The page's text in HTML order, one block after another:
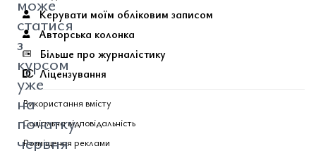
статися
з
курсом
уже
на
початку
червня
Керувати моїм обліковим записом
Авторська колонка
Більше про журналістику
Ліцензування
Використання вмісту
Соціальна відповідальність
Розміщення реклами